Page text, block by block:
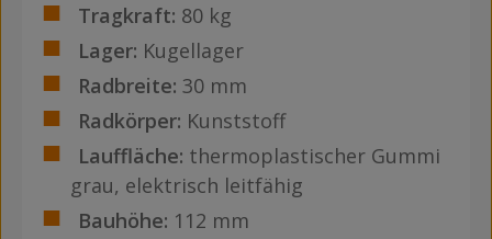
Tragkraft: 80 kg
Lager: Kugellager
Radbreite: 30 mm
Radkörper: Kunststoff
Lauffläche: thermoplastischer Gummi
grau, elektrisch leitfähig
Bauhöhe: 112 mm